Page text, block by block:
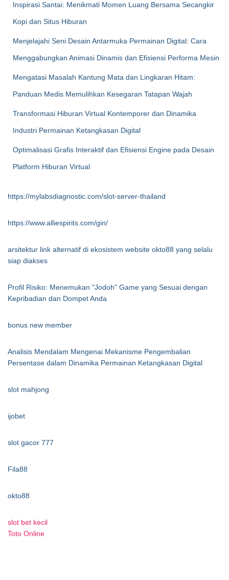
Inspirasi Santai: Menikmati Momen Luang Bersama Secangkir
Kopi dan Situs Hiburan
Menjelajahi Seni Desain Antarmuka Permainan Digital: Cara
Menggabungkan Animasi Dinamis dan Efisiensi Performa Mesin
Mengatasi Masalah Kantung Mata dan Lingkaran Hitam:
Panduan Medis Memulihkan Kesegaran Tatapan Wajah
Transformasi Hiburan Virtual Kontemporer dan Dinamika
Industri Permainan Ketangkasan Digital
Optimalisasi Grafis Interaktif dan Efisiensi Engine pada Desain
Platform Hiburan Virtual
https://mylabsdiagnostic.com/slot-server-thailand
https://www.alliespirits.com/gin/
arsitektur link alternatif di ekosistem website okto88 yang selalu
siap diakses
Profil Risiko: Menemukan "Jodoh" Game yang Sesuai dengan
Kepribadian dan Dompet Anda
bonus new member
Analisis Mendalam Mengenai Mekanisme Pengembalian
Persentase dalam Dinamika Permainan Ketangkasan Digital
slot mahjong
ijobet
slot gacor 777
Fila88
okto88
slot bet kecil
Toto Online